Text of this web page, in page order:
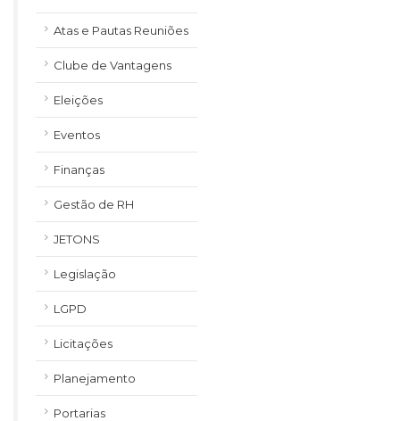
Atas e Pautas Reuniões
Clube de Vantagens
Eleições
Eventos
Finanças
Gestão de RH
JETONS
Legislação
LGPD
Licitações
Planejamento
Portarias